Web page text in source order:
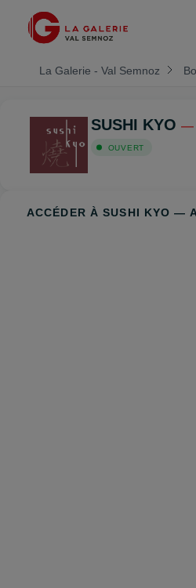
La Galerie - Val Semnoz
SUSHI KYO —
OUVERT
ACCÉDER À SUSHI KYO —